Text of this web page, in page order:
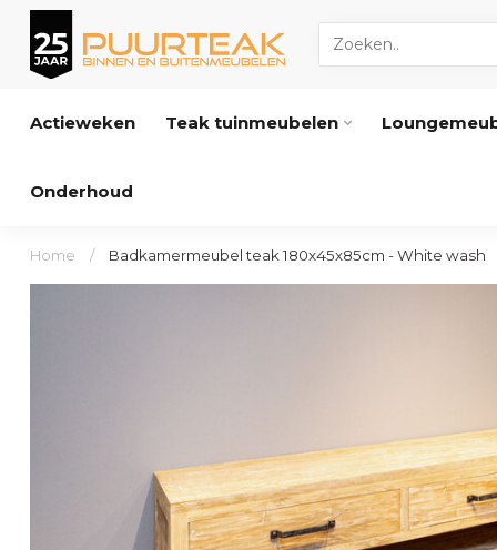
Actieweken Teak tuinmeubelen
Onderhoud
Home / Badkamermeubel teak 180x45x85cm - White wash